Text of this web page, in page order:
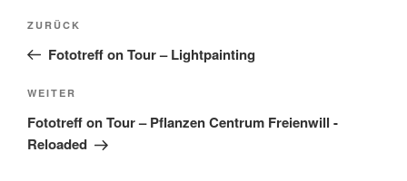
Beitragsnavigation
Vorheriger
Beitrag
ZURÜCK
Fototreff on Tour – Lightpainting
Nächster
Beitrag
WEITER
Fototreff on Tour – Pflanzen Centrum Freienwill -
Reloaded